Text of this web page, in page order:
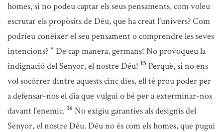
homes, si no podeu captar els seus pensaments, com voleu
escrutar els propòsits de Déu, que ha creat l’univers? Com
podríeu conèixer el seu pensament o comprendre les seves
intencions? * De cap manera, germans! No provoqueu la
indignació del Senyor, el nostre Déu! 15 Perquè, si no ens
vol socórrer dintre aquests cinc dies, ell té prou poder per
a defensar-nos el dia que vulgui o bé per a exterminar-nos
davant l’enemic. 16 No exigiu garanties als designis del
Senyor, el nostre Déu. Déu no és com els homes, que pugui